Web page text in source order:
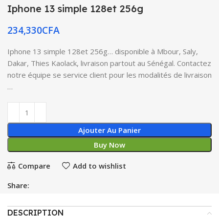
Iphone 13 simple 128et 256g
234,330CFA
Iphone 13 simple 128et 256g… disponible à Mbour, Saly,
Dakar, Thies Kaolack, livraison partout au Sénégal. Contactez
notre équipe se service client pour les modalités de livraison
…
Ajouter Au Panier
Buy Now
Compare Add to wishlist
Share:
DESCRIPTION